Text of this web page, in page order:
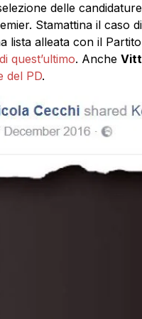
delle
Stamattina il caso
lista alleata con il
quest’ultimo. Anche
del PD.